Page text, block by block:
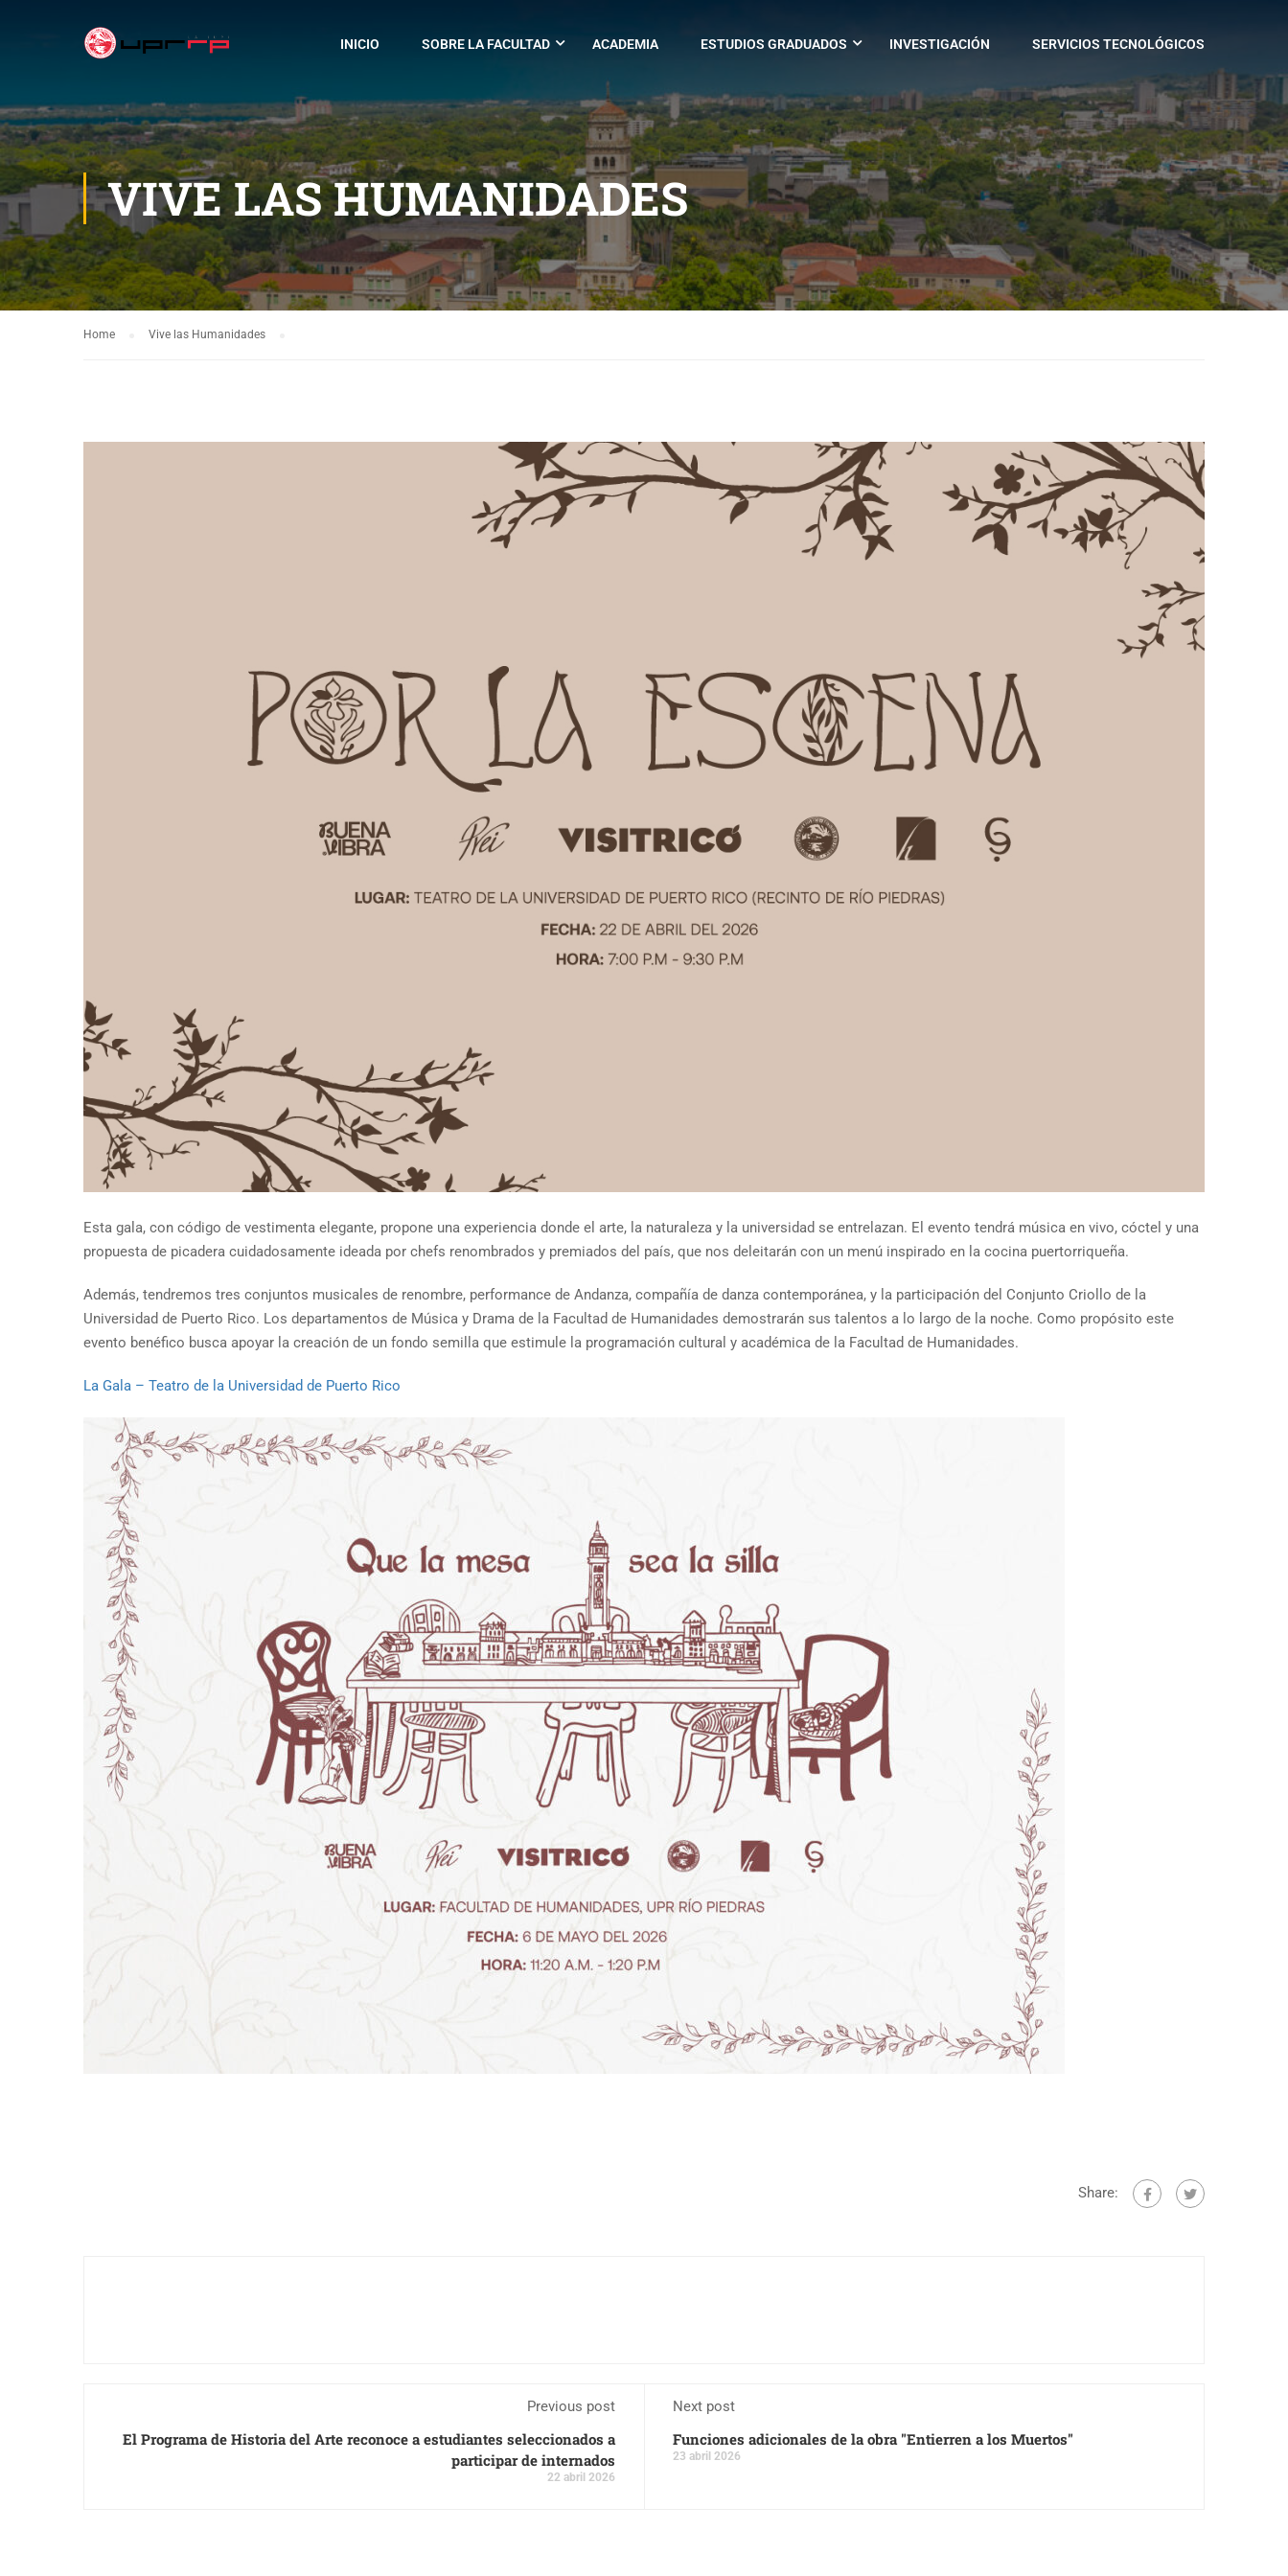
INICIO SOBRE LA FACULTAD ACADEMIA ESTUDIOS GRADUADOS INVESTIGACIÓN SERVICIOS TECNOLÓGICOS
VIVE LAS HUMANIDADES
Home Vive las Humanidades
Esta gala, con código de vestimenta elegante, propone una experiencia donde el arte, la naturaleza y la universidad se entrelazan. El evento tendrá música en vivo, cóctel y una
propuesta de picadera cuidadosamente ideada por chefs renombrados y premiados del país, que nos deleitarán con un menú inspirado en la cocina puertorriqueña.
Además, tendremos tres conjuntos musicales de renombre, performance de Andanza, compañía de danza contemporánea, y la participación del Conjunto Criollo de la
Universidad de Puerto Rico. Los departamentos de Música y Drama de la Facultad de Humanidades demostrarán sus talentos a lo largo de la noche. Como propósito este
evento benéfico busca apoyar la creación de un fondo semilla que estimule la programación cultural y académica de la Facultad de Humanidades.
La Gala – Teatro de la Universidad de Puerto Rico
Share:
Previous post
El Programa de Historia del Arte reconoce a estudiantes seleccionados a
participar de internados
22 abril 2026
Next post
Funciones adicionales de la obra "Entierren a los Muertos"
23 abril 2026